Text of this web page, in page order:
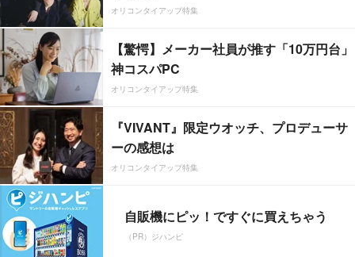
オリコンタイアップ特集
【驚愕】メーカー社員が推す「10万円台」
神コスパPC
オリコンタイアップ特集
『VIVANT』限定ウオッチ、プロデューサ
ーの感想は
オリコンタイアップ特集
自販機にピッ！ですぐに買えちゃう
（PR）ジハンピ